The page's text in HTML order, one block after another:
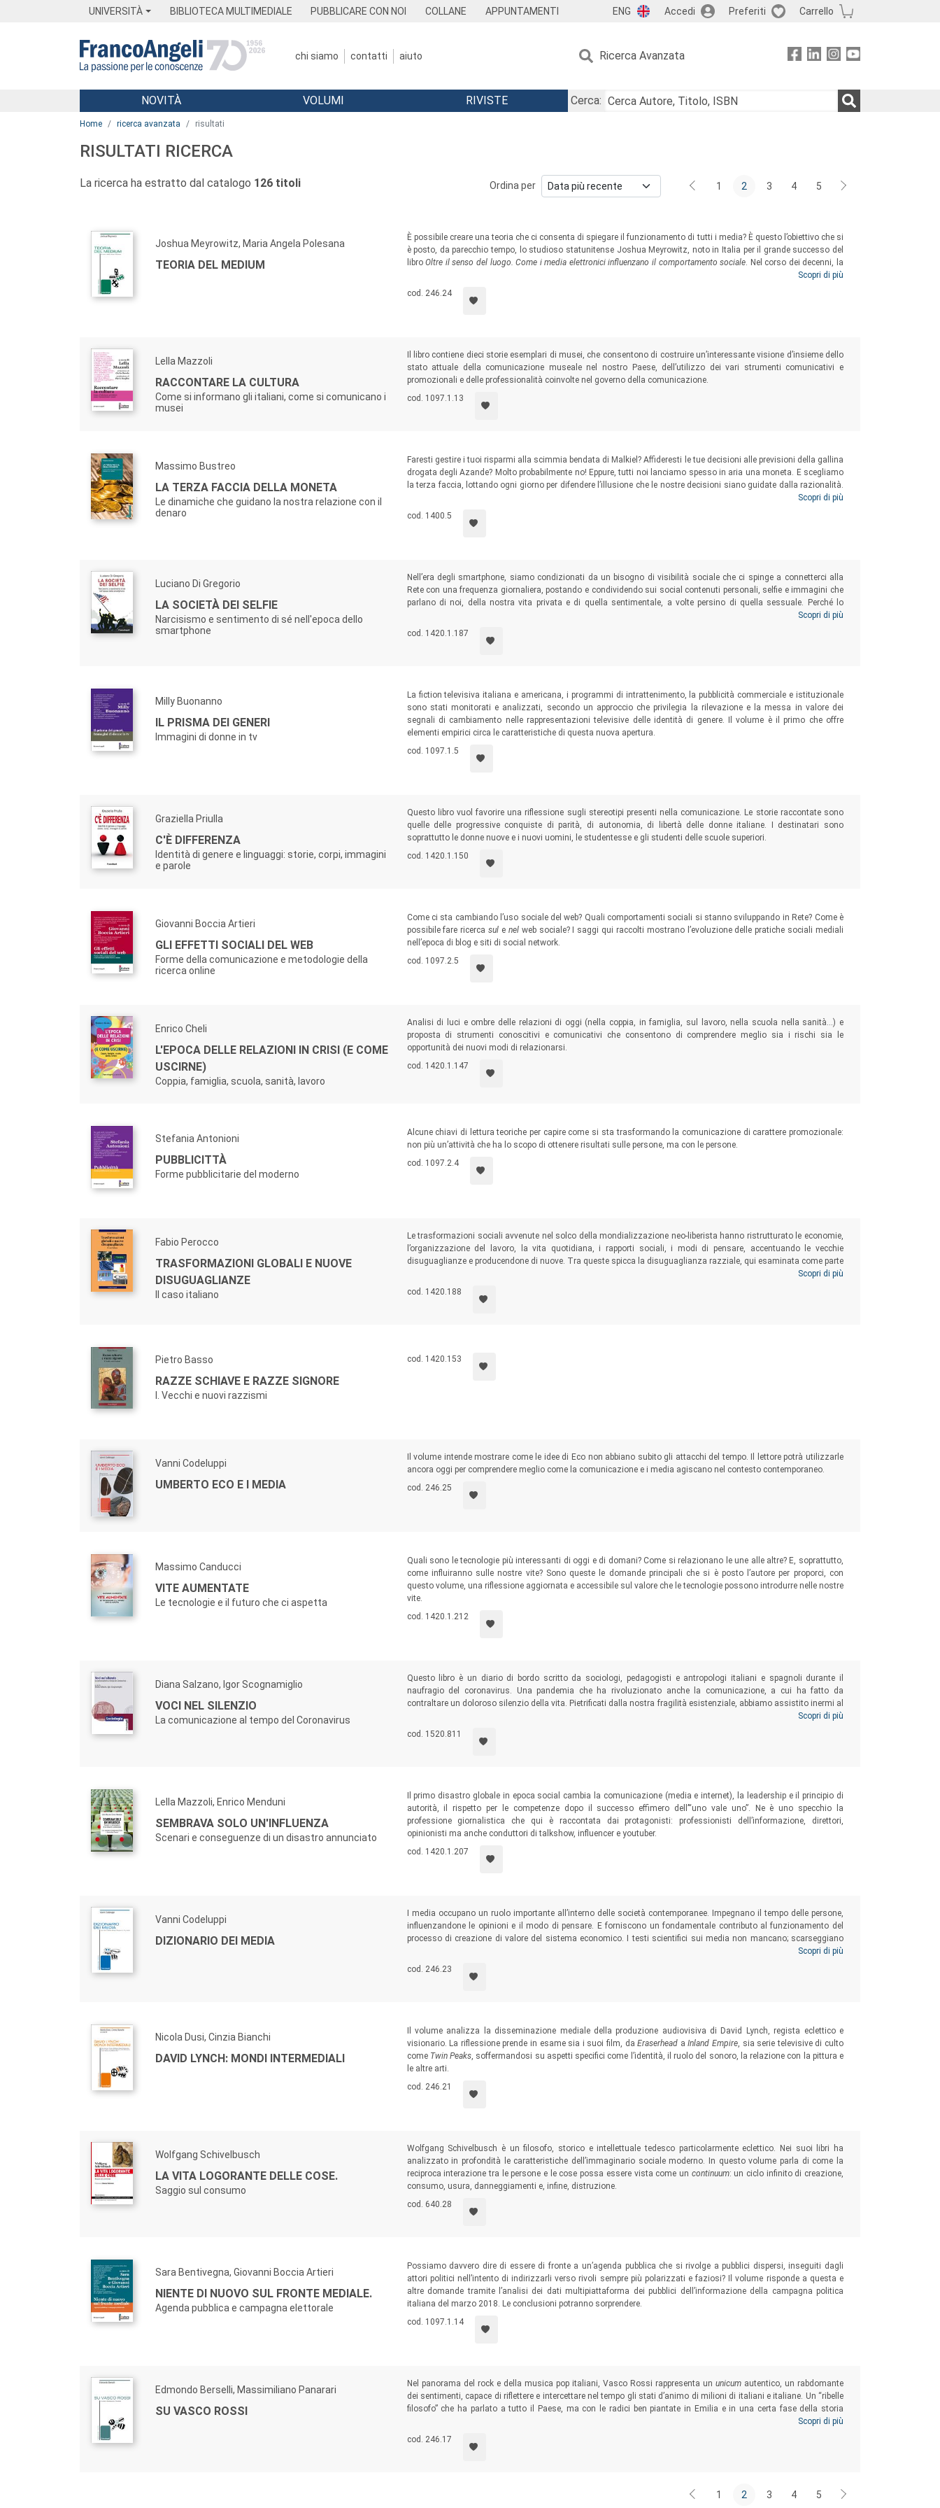
UNIVERSITÀ BIBLIOTECA MULTIMEDIALE PUBBLICARE CON NOI COLLANE APPUNTAMENTI ENG Accedi Preferiti Carrello
chi siamo contatti aiuto Ricerca Avanzata
Menu
NOVITÀ VOLUMI RIVISTE
Cerca:
Home ricerca avanzata risultati
RISULTATI RICERCA
La ricerca ha estratto dal catalogo 126 titoli Ordina per 1 2 3 4 5
Joshua Meyrowitz, Maria Angela Polesana
TEORIA DEL MEDIUM
È possibile creare una teoria che ci consenta di spiegare il funzionamento di tutti i media? È questo l’obiettivo che si
è posto, da parecchio tempo, lo studioso statunitense Joshua Meyrowitz, noto in Italia per il grande successo del
libroOltre il senso del luogo. Come i media elettronici influenzano il comportamento sociale. Nel corso dei decenni, la
teoria del medium. Questo
volume ce ne restituisce, per la prima volta in Italia, la versione più recente.
Scopri di più
cod. 246.24
Lella Mazzoli
RACCONTARE LA CULTURA
Come si informano gli italiani, come si comunicano i
musei
Il libro contiene dieci storie esemplari di musei, che consentono di costruire un’interessante visione d’insieme dello
stato attuale della comunicazione museale nel nostro Paese, dell’utilizzo dei vari strumenti comunicativi e
promozionali e delle professionalità coinvolte nel governo della comunicazione.
cod. 1097.1.13
Massimo Bustreo
LA TERZA FACCIA DELLA MONETA
Le dinamiche che guidano la nostra relazione con il
denaro
Faresti gestire i tuoi risparmi alla scimmia bendata di Malkiel? Affideresti le tue decisioni alle previsioni della gallina
drogata degli Azande? Molto probabilmente no! Eppure, tutti noi lanciamo spesso in aria una moneta. E scegliamo
la terza faccia, lottando ogni giorno per difendere l’illusione che le nostre decisioni siano guidate dalla razionalità.
Scritto con uno stile accessibile e divulgativo, il volume vuole stimolare il lettore attraverso giochi, provocazioni ed
esercizi, per imparare… a sbagliare meglio!
Scopri di più
cod. 1400.5
Luciano Di Gregorio
LA SOCIETÀ DEI SELFIE
Narcisismo e sentimento di sé nell'epoca dello
smartphone
Nell’era degli smartphone, siamo condizionati da un bisogno di visibilità sociale che ci spinge a connetterci alla
Rete con una frequenza giornaliera, postando e condividendo sui social contenuti personali, selfie e immagini che
parlano di noi, della nostra vita privata e di quella sentimentale, a volte persino di quella sessuale. Perché lo
facciamo? Il libro indaga le complesse motivazioni psicologiche di questi nuovi bisogni di visibilità sociale e svela i
molteplici significati che si celano dietro comportamenti diventati così popolari.
Scopri di più
cod. 1420.1.187
Milly Buonanno
IL PRISMA DEI GENERI
Immagini di donne in tv
La fiction televisiva italiana e americana, i programmi di intrattenimento, la pubblicità commerciale e istituzionale
sono stati monitorati e analizzati, secondo un approccio che privilegia la rilevazione e la messa in valore dei
segnali di cambiamento nelle rappresentazioni televisive delle identità di genere. Il volume è il primo che offre
elementi empirici circa le caratteristiche di questa nuova apertura.
cod. 1097.1.5
Graziella Priulla
C'È DIFFERENZA
Identità di genere e linguaggi: storie, corpi, immagini
e parole
Questo libro vuol favorire una riflessione sugli stereotipi presenti nella comunicazione. Le storie raccontate sono
quelle delle progressive conquiste di parità, di autonomia, di libertà delle donne italiane. I destinatari sono
soprattutto le donne nuove e i nuovi uomini, le studentesse e gli studenti delle scuole superiori.
cod. 1420.1.150
Giovanni Boccia Artieri
GLI EFFETTI SOCIALI DEL WEB
Forme della comunicazione e metodologie della
ricerca online
Come ci sta cambiando l’uso sociale del web? Quali comportamenti sociali si stanno sviluppando in Rete? Come è
possibile fare ricercasul e nelweb sociale? I saggi qui raccolti mostrano l’evoluzione delle pratiche sociali mediali
nell’epoca di blog e siti di social network.
cod. 1097.2.5
Enrico Cheli
L'EPOCA DELLE RELAZIONI IN CRISI (E COME
USCIRNE)
Coppia, famiglia, scuola, sanità, lavoro
Analisi di luci e ombre delle relazioni di oggi (nella coppia, in famiglia, sul lavoro, nella scuola nella sanità…) e
proposta di strumenti conoscitivi e comunicativi che consentono di comprendere meglio sia i rischi sia le
opportunità dei nuovi modi di relazionarsi.
cod. 1420.1.147
Stefania Antonioni
PUBBLICITTÀ
Forme pubblicitarie del moderno
Alcune chiavi di lettura teoriche per capire come si sta trasformando la comunicazione di carattere promozionale:
non più un’attività che ha lo scopo di ottenere risultati sulle persone, ma con le persone.
cod. 1097.2.4
Fabio Perocco
TRASFORMAZIONI GLOBALI E NUOVE
DISUGUAGLIANZE
Il caso italiano
Le trasformazioni sociali avvenute nel solco della mondializzazione neo-liberista hanno ristrutturato le economie,
l’organizzazione del lavoro, la vita quotidiana, i rapporti sociali, i modi di pensare, accentuando le vecchie
disuguaglianze e producendone di nuove. Tra queste spicca la disuguaglianza razziale, qui esaminata come parte
di un sistema globale delle disuguaglianze sociali preesistente alle idee e alle politiche neo-liberiste.
Scopri di più
cod. 1420.188
Pietro Basso
RAZZE SCHIAVE E RAZZE SIGNORE
I. Vecchi e nuovi razzismi
cod. 1420.153
Vanni Codeluppi
UMBERTO ECO E I MEDIA
Il volume intende mostrare come le idee di Eco non abbiano subito gli attacchi del tempo. Il lettore potrà utilizzarle
ancora oggi per comprendere meglio come la comunicazione e i media agiscano nel contesto contemporaneo.
cod. 246.25
Massimo Canducci
VITE AUMENTATE
Le tecnologie e il futuro che ci aspetta
Quali sono le tecnologie più interessanti di oggi e di domani? Come si relazionano le une alle altre? E, soprattutto,
come influiranno sulle nostre vite? Sono queste le domande principali che si è posto l’autore per proporci, con
questo volume, una riflessione aggiornata e accessibile sul valore che le tecnologie possono introdurre nelle nostre
vite.
cod. 1420.1.212
Diana Salzano, Igor Scognamiglio
VOCI NEL SILENZIO
La comunicazione al tempo del Coronavirus
Questo libro è un diario di bordo scritto da sociologi, pedagogisti e antropologi italiani e spagnoli durante il
naufragio del coronavirus. Una pandemia che ha rivoluzionato anche la comunicazione, a cui ha fatto da
contraltare un doloroso silenzio della vita. Pietrificati dalla nostra fragilità esistenziale, abbiamo assistito inermi al
tragico corso degli eventi. Ma milioni di piccole luci, dai balconi delle case, hanno rischiarato le tenebre e tante
impavide voci
Scopri di più
cod. 1520.811
Lella Mazzoli, Enrico Menduni
SEMBRAVA SOLO UN'INFLUENZA
Scenari e conseguenze di un disastro annunciato
Il primo disastro globale in epoca social cambia la comunicazione (media e internet), la leadership e il principio di
autorità, il rispetto per le competenze dopo il successo effimero dell’“uno vale uno”. Ne è uno specchio la
professione giornalistica che qui è raccontata dai protagonisti: professionisti dell’informazione, direttori,
opinionisti ma anche conduttori di talkshow, influencer e youtuber.
cod. 1420.1.207
Vanni Codeluppi
DIZIONARIO DEI MEDIA
I media occupano un ruolo importante all’interno delle società contemporanee. Impegnano il tempo delle persone,
influenzandone le opinioni e il modo di pensare. E forniscono un fondamentale contributo al funzionamento del
processo di creazione di valore del sistema economico. I testi scientifici sui media non mancano; scarseggiano
tuttavia degli strumenti di sintesi che, come questo dizionario, possano orientare in una realtà articolata e in
veloce cambiamento.
Scopri di più
cod. 246.23
Nicola Dusi, Cinzia Bianchi
DAVID LYNCH: MONDI INTERMEDIALI
Il volume analizza la disseminazione mediale della produzione audiovisiva di David Lynch, regista eclettico e
visionario. La riflessione prende in esame sia i suoi film, daEraserhead aInland Empire, sia serie televisive di culto
come Twin Peaks, soffermandosi su aspetti specifici come l’identità, il ruolo del sonoro, la relazione con la pittura e
le altre arti.
cod. 246.21
Wolfgang Schivelbusch
LA VITA LOGORANTE DELLE COSE.
Saggio sul consumo
Wolfgang Schivelbusch è un filosofo, storico e intellettuale tedesco particolarmente eclettico. Nei suoi libri ha
analizzato in profondità le caratteristiche dell’immaginario sociale moderno. In questo volume parla di come la
reciproca interazione tra le persone e le cose possa essere vista come un continuum: un ciclo infinito di creazione,
consumo, usura, danneggiamenti e, infine, distruzione.
cod. 640.28
Sara Bentivegna, Giovanni Boccia Artieri
NIENTE DI NUOVO SUL FRONTE MEDIALE.
Agenda pubblica e campagna elettorale
Possiamo davvero dire di essere di fronte a un’agenda pubblica che si rivolge a pubblici dispersi, inseguiti dagli
attori politici nell’intento di indirizzarli verso rivoli sempre più polarizzati e faziosi? Il volume risponde a questa e
altre domande tramite l’analisi dei dati multipiattaforma dei pubblici dell’informazione della campagna politica
italiana del marzo 2018. Le conclusioni potranno sorprendere.
cod. 1097.1.14
Edmondo Berselli, Massimiliano Panarari
SU VASCO ROSSI
Nel panorama del rock e della musica pop italiani, Vasco Rossi rappresenta un unicumautentico, un rabdomante
dei sentimenti, capace di riflettere e intercettare nel tempo gli stati d’animo di milioni di italiani e italiane. Un “ribelle
filosofo” che ha parlato a tutto il Paese, ma con le radici ben piantate in Emilia e in una certa fase della storia
italiana. I testi raccolti in questo volume lo fanno capire con un acume e una profondità più uniche che rare.Scopri di più
cod. 246.17
1 2 3 4 5